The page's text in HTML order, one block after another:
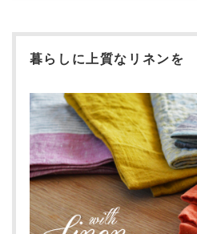
暮らしに上質なリネンを